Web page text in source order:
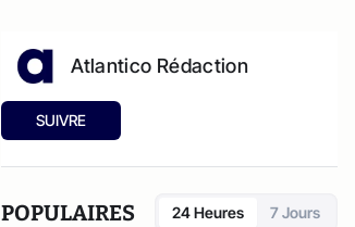
Atlantico Rédaction
SUIVRE
POPULAIRES 24 Heures 7 Jours